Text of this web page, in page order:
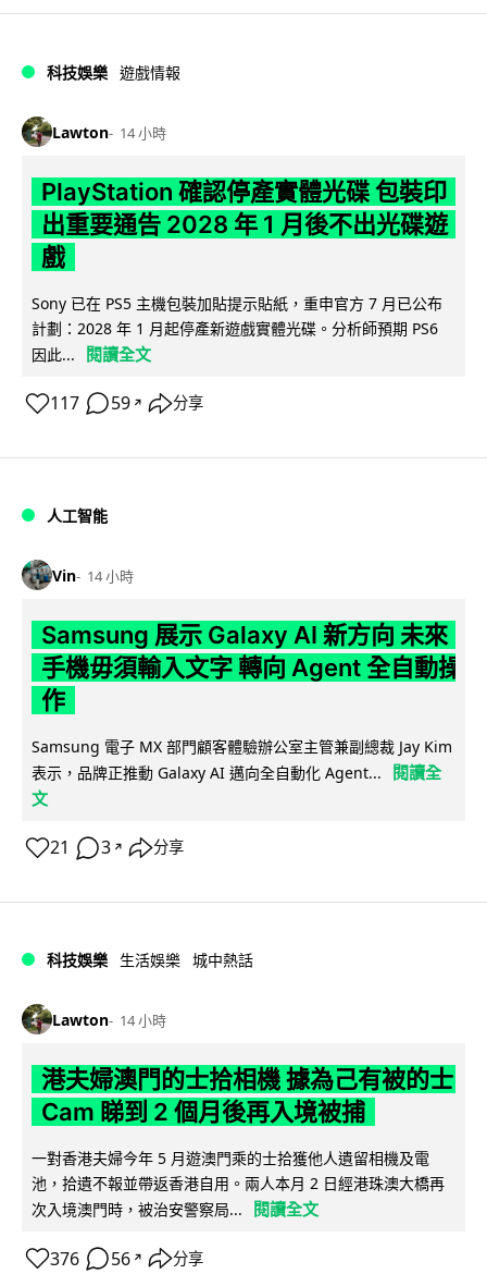
科技娛樂 遊戲情報
Lawton 14 小時
PlayStation 確認停產實體光碟 包裝印
出重要通告 2028 年 1 月後不出光碟遊
戲
Sony 已在 PS5 主機包裝加貼提示貼紙，重申官方 7 月已公布
計劃：2028 年 1 月起停產新遊戲實體光碟。分析師預期 PS6
因此...
閱讀全文
117 59 ↗ 分享
人工智能
Vin 14 小時
Samsung 展示 Galaxy AI 新方向 未來
手機毋須輸入文字 轉向 Agent 全自動操
作
Samsung 電子 MX 部門顧客體驗辦公室主管兼副總裁 Jay Kim
表示，品牌正推動 Galaxy AI 邁向全自動化 Agent...
閱讀全
文
21 3 ↗ 分享
科技娛樂 生活娛樂 城中熱話
Lawton 14 小時
港夫婦澳門的士拾相機 據為己有被的士
Cam 睇到 2 個月後再入境被捕
一對香港夫婦今年 5 月遊澳門乘的士拾獲他人遺留相機及電
池，拾遺不報並帶返香港自用。兩人本月 2 日經港珠澳大橋再
次入境澳門時，被治安警察局...
閱讀全文
376 56 ↗ 分享